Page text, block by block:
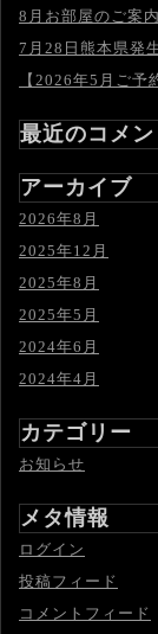
8月お部屋のご案内
7月28日熊本県発
【2026年5月ご予
最近のコメン
アーカイブ
2026年8月
2025年12月
2025年8月
2025年5月
2024年6月
2024年4月
カテゴリー
お知らせ
メタ情報
ログイン
投稿フィード
コメントフィード